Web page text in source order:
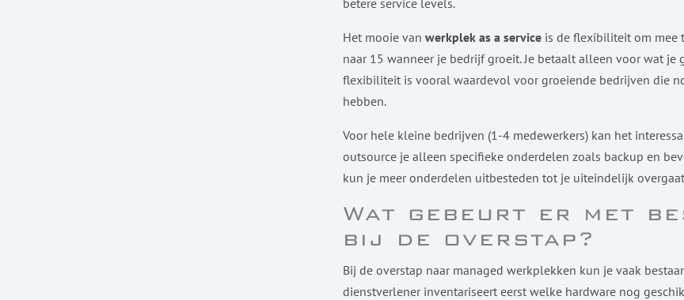
betere service levels.
Het mooie vanwerkplek as a service is de flexibiliteit om mee
naar 15 wanneer je bedrijf groeit. Je betaalt alleen voor wat
flexibiliteit is vooral waardevol voor groeiende bedrijven die
hebben.
Voor hele kleine bedrijven (1-4 medewerkers) kan het
outsource je alleen specifieke onderdelen zoals backup en
kun je meer onderdelen uitbesteden tot je uiteindelijk
Wat gebeurt er met
bij de overstap?
Bij de overstap naar managed werkplekken kun je vaak
dienstverlener inventariseert eerst welke hardware nog